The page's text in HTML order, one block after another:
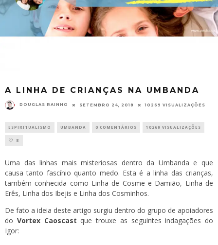
A LINHA DE CRIANÇAS NA UMBANDA
DOUGLAS RAINHO SETEMBRO 24, 2018 10269 VISUALIZAÇÕES
ESPIRITUALISMO UMBANDA 0 COMENTÁRIOS 10269 VISUALIZAÇÕES
8
Uma das linhas mais misteriosas dentro da Umbanda e que
causa tanto fascínio quanto medo. Esta é a linha das crianças,
também conhecida como Linha de Cosme e Damião, Linha de
Erês, Linha dos Ibejis e Linha dos Cosminhos.
De fato a ideia deste artigo surgiu dentro do grupo de apoiadores
do Vortex Caoscast que trouxe as seguintes indagações do
Igor: